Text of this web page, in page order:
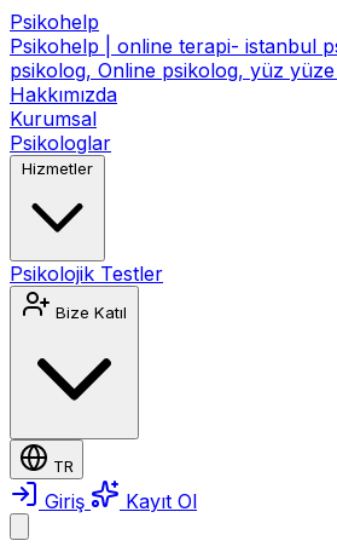
Psikohelp
Psikohelp | online terapi- istanbul
psikolog, Online psikolog, yüz
Hakkımızda
Kurumsal
Psikologlar
Hizmetler
Psikolojik Testler
Bize Katıl
TR
Giriş Kayıt Ol